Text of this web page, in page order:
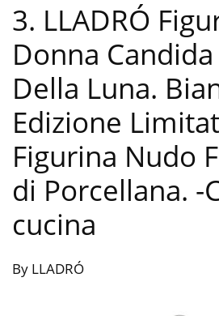
3. LLADRÓ
Donna
Della Luna.
Edizione
Figurina Nudo
di Porcellana. -
cucina
By LLADRÓ